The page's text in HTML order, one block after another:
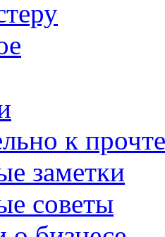
к
заметки
советы